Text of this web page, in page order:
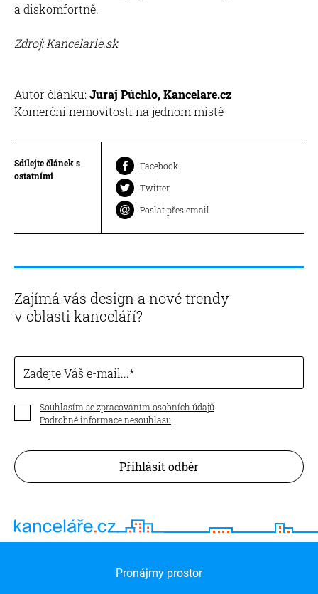
a diskomfortně.
Zdroj: Kancelarie.sk
Autor článku: Juraj Púchlo, Kancelare.cz
Komerční nemovitosti na jednom místě
Sdílejte článek s
ostatními
Facebook
Twitter
Poslat přes email
Zajímá vás design a nové trendy
v oblasti kanceláří?
Zadejte Váš e-mail...
Souhlasím se zpracováním osobních údajů
Podrobné informace nesouhlasu
Přihlásit odběr
Pronájmy prostor